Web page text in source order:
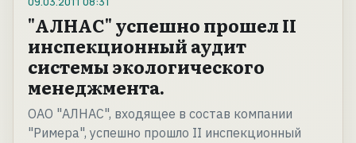
"АЛНАС" успешно прошел II
инспекционный аудит
системы экологического
менеджмента.
ОАО "АЛНАС", входящее в состав компании
"Римера", успешно прошло II инспекционный